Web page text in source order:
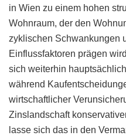
in Wien zu einem hohen
Wohnraum, der den
zyklischen Schwankungen
Einflussfaktoren prägen
sich weiterhin
während
wirtschaftlicher
Zinslandschaft
lasse sich das in den